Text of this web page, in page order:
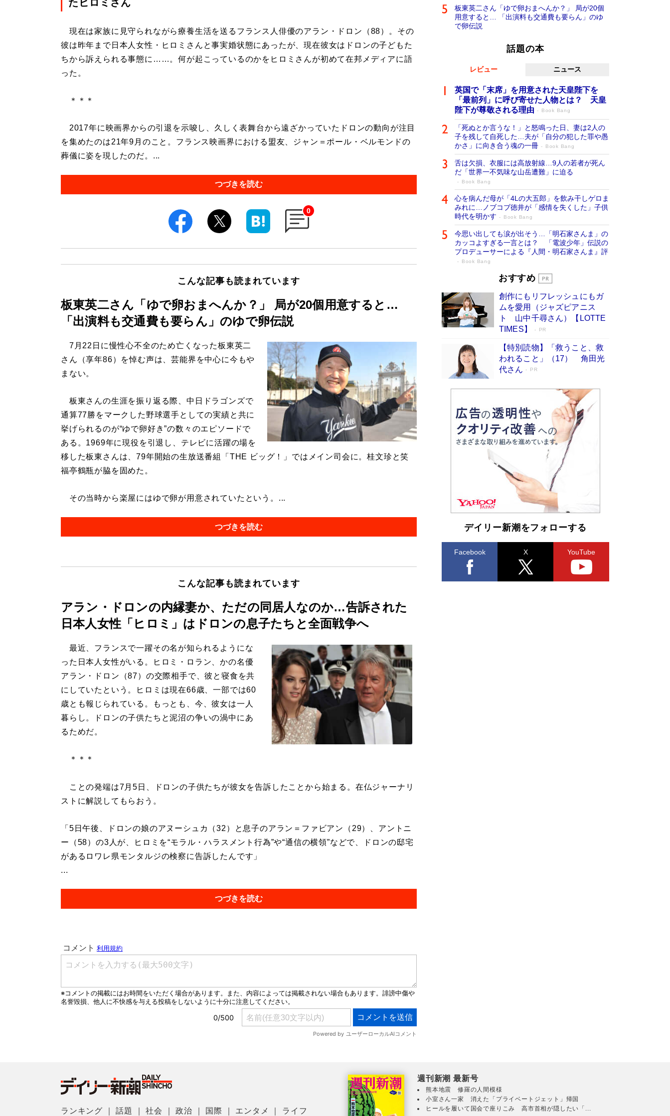
たヒロミさん
現在は家族に見守られながら療養生活を送るフランス人俳優のアラン・ドロン（88）。その
彼は昨年まで日本人女性・ヒロミさんと事実婚状態にあったが、現在彼女はドロンの子どもた
ちから訴えられる事態に……。何が起こっているのかをヒロミさんが初めて在邦メディアに語
った。
＊＊＊
2017年に映画界からの引退を示唆し、久しく表舞台から遠ざかっていたドロンの動向が注目
を集めたのは21年9月のこと。フランス映画界における盟友、ジャン＝ポール・ベルモンドの
葬儀に姿を現したのだ。...
つづきを読む
0
こんな記事も読まれています
板東英二さん「ゆで卵おまへんか？」 局が20個用意すると…
「出演料も交通費も要らん」のゆで卵伝説
7月22日に慢性心不全のため亡くなった板東英二
さん（享年86）を悼む声は、芸能界を中心に今もや
まない。
板東さんの生涯を振り返る際、中日ドラゴンズで
通算77勝をマークした野球選手としての実績と共に
挙げられるのが“ゆで卵好き”の数々のエピソードで
ある。1969年に現役を引退し、テレビに活躍の場を
移した板東さんは、79年開始の生放送番組「THE ビッグ！」ではメイン司会に。桂文珍と笑
福亭鶴瓶が脇を固めた。
その当時から楽屋にはゆで卵が用意されていたという。...
つづきを読む
こんな記事も読まれています
アラン・ドロンの内縁妻か、ただの同居人なのか…告訴された
日本人女性「ヒロミ」はドロンの息子たちと全面戦争へ
最近、フランスで一躍その名が知られるようにな
った日本人女性がいる。ヒロミ・ロラン、かの名優
アラン・ドロン（87）の交際相手で、彼と寝食を共
にしていたという。ヒロミは現在66歳、一部では60
歳とも報じられている。もっとも、今、彼女は一人
暮らし。ドロンの子供たちと泥沼の争いの渦中にあ
るためだ。
＊＊＊
ことの発端は7月5日、ドロンの子供たちが彼女を告訴したことから始まる。在仏ジャーナリ
ストに解説してもらおう。
「5日午後、ドロンの娘のアヌーシュカ（32）と息子のアラン＝ファビアン（29）、アントニ
ー（58）の3人が、ヒロミを“モラル・ハラスメント行為”や“通信の横領”などで、ドロンの邸宅
があるロワレ県モンタルジの検察に告訴したんです」
...
つづきを読む
板東英二さん「ゆで卵おまへんか？」 局が20個
用意すると… 「出演料も交通費も要らん」のゆ
で卵伝説
話題の本
レビュー ニュース
英国で「末席」を用意された天皇陛下を
「最前列」に呼び寄せた人物とは？ 天皇
陛下が尊敬される理由
Book Bang
「死ぬとか言うな！」と怒鳴った日、妻は2人の
子を残して自死した…夫が「自分の犯した罪や愚
かさ」に向き合う魂の一冊
Book Bang
舌は欠損、衣服には高放射線…9人の若者が死ん
だ「世界一不気味な山岳遭難」に迫る
Book Bang
心を病んだ母が「4Lの大五郎」を飲み干しゲロま
みれに…ノブコブ徳井が「感情を失くした」子供
時代を明かす
Book Bang
今思い出しても涙が出そう…「明石家さんま」の
カッコよすぎる一言とは？ 「電波少年」伝説の
プロデューサーによる『人間・明石家さんま』評
Book Bang
「宇宙兄弟」最終46巻がベストセラー1
物語に幕 特装版には「宇宙で描かれたマ
ンガ」も収録
Book Bang
美輪明宏 晩年の回答を集めた『ほほえんで生き
るための人生相談』がランクイン［エンターテイ
メントベストセラー］
Book Bang
「『火垂るの墓』は、大嘘である」原作者が抱き
続けた“自責の念”とは…「自己憐憫は描きたくな
い」監督が徹底的にこだわったこと（後編） #
戦争の記憶
Book Bang
「叱って伸びるやつは、褒めたらもっと伸びる」
俳優・高嶋政伸が家族に教わった“人を育てるコ
ツ”…芸への考え方を明かす
Book Bang
東野圭吾、伊坂幸太郎の人気シリーズ最新作どち
らも文庫化 映画化された直木賞受賞作もランク
イン［文庫ベストセラー］
Book Bang
おすすめ
創作にもリフレッシュにもガ
ムを愛用（ジャズピアニス
ト 山中千尋さん）【LOTTE
TIMES】
PR
【特別読物】「救うこと、救
われること」（17） 角田光
代さん
PR
デイリー新潮をフォローする
Facebook X YouTube
ランキング ｜話題 ｜社会 ｜政治 国際 エンタメ ライフ
週刊新潮 最新号
熊本地震 修羅の人間模様
小室さん一家 消えた「プライベートジェット」帰国
ヒールを履いて国会で座りこみ 高市首相が隠したい「...